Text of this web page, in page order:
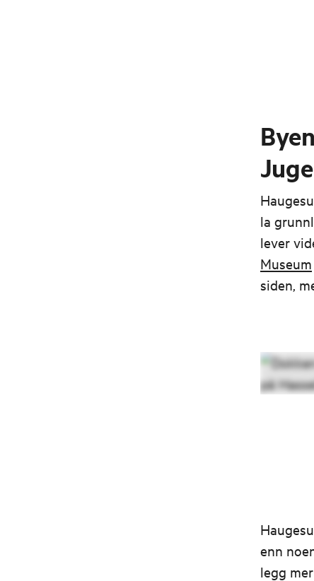
la
lever
Museum
siden,
enn
legg